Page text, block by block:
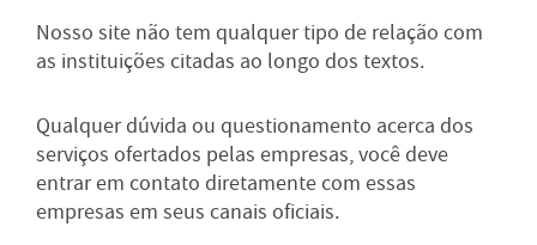
Nosso site não tem qualquer tipo de relação com
as instituições citadas ao longo dos textos.
Qualquer dúvida ou questionamento acerca dos
serviços ofertados pelas empresas, você deve
entrar em contato diretamente com essas
empresas em seus canais oficiais.